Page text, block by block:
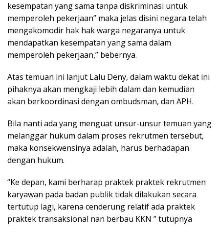
kesempatan yang sama tanpa diskriminasi untuk
memperoleh pekerjaan” maka jelas disini negara telah
mengakomodir hak hak warga negaranya untuk
mendapatkan kesempatan yang sama dalam
memperoleh pekerjaan,” bebernya.
Atas temuan ini lanjut Lalu Deny, dalam waktu dekat ini
pihaknya akan mengkaji lebih dalam dan kemudian
akan berkoordinasi dengan ombudsman, dan APH.
Bila nanti ada yang menguat unsur-unsur temuan yang
melanggar hukum dalam proses rekrutmen tersebut,
maka konsekwensinya adalah, harus berhadapan
dengan hukum.
“Ke depan, kami berharap praktek praktek rekrutmen
karyawan pada badan publik tidak dilakukan secara
tertutup lagi, karena cenderung relatif ada praktek
praktek transaksional nan berbau KKN ” tutupnya